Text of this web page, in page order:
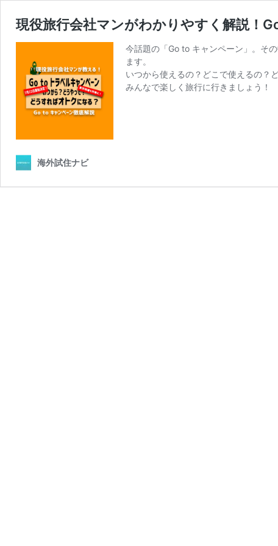
現役旅行会社マンがわかりやすく解説！
今話題の「Go to キャンペーン」。そ
ます。
いつから使えるの？どこで使えるの？
みんなで楽しく旅行に行きましょう！
海外試住ナビ